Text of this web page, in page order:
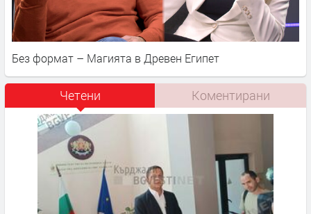
Без формат – Магията в Древен Египет
Четени Коментирани